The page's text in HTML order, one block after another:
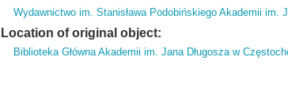
Wydawnictwo im. Stanisława Podobińskiego Akademii im.
Location of original object:
Biblioteka Główna Akademii im. Jana Długosza w